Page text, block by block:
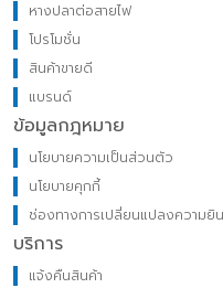
หางปลาต่อสายไฟ
โปรโมชั่น
สินค้าขายดี
แบรนด์
ข้อมูลกฎหมาย
นโยบายความเป็นส่วนตัว
นโยบายคุกกี้
ช่องทางการเปลี่ยนแปลงความยิ
บริการ
แจ้งคืนสินค้า